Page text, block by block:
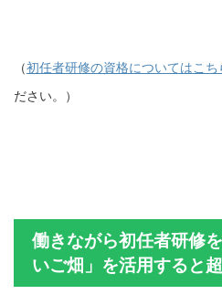
（初任者研修の資格についてはこち
ださい。）
働きながら初任者研修
いご畑」を活用すると